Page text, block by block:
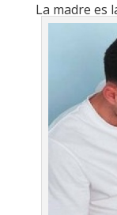
La madre es